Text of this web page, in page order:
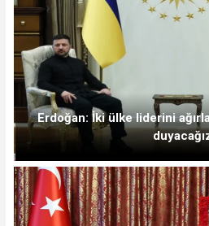
Erdoğan: İki ülke liderini